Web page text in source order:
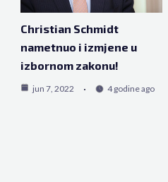
Christian Schmidt
nametnuo i izmjene u
izbornom zakonu!
jun 7, 2022 4 godine ago